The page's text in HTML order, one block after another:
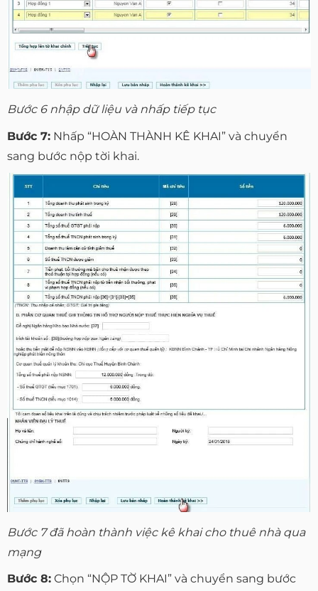
Bước 6 nhập dữ liệu và nhấp tiếp tục
Bước 7: Nhấp “HOÀN THÀNH KÊ KHAI” và chuyển
sang bước nộp tời khai.
Bước 7 đã hoàn thành việc kê khai cho thuê nhà qua
mạng
Bước 8: Chọn “NỘP TỜ KHAI” và chuyển sang bước